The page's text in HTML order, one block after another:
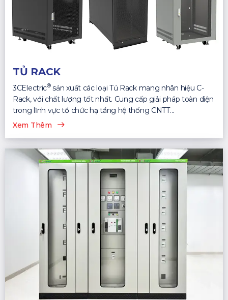
TỦ RACK
3CElectric®sản xuất các loại Tủ Rack mang nhãn hiệu C-
Rack, với chất lượng tốt nhất. Cung cấp giải pháp toàn diện
trong lĩnh vực tổ chức hạ tầng hệ thống CNTT...
Xem Thêm